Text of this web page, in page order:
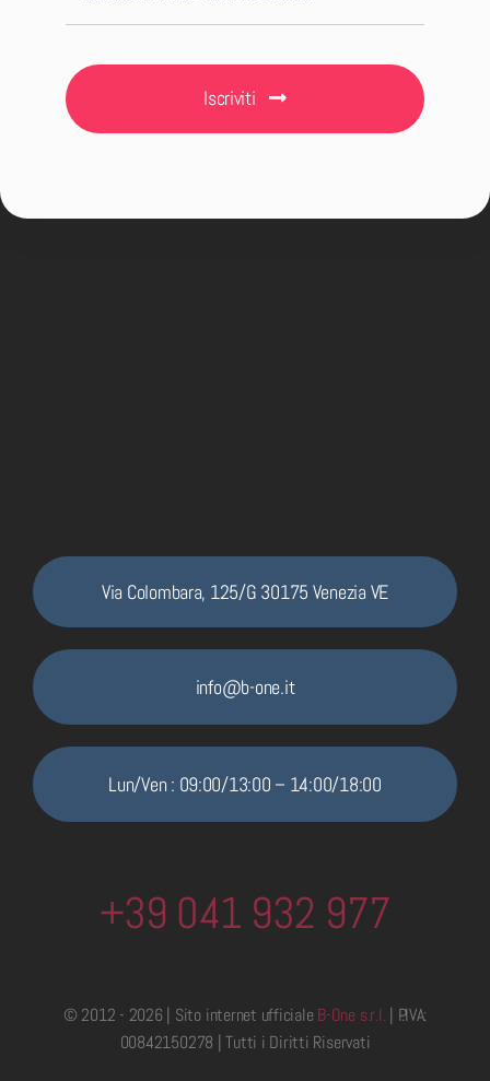
Iscriviti
Via Colombara, 125/G 30175 Venezia VE
info@b-one.it
Lun/Ven : 09:00/13:00 – 14:00/18:00
+39 041 932 977
© 2012 - 2026 | Sito internet ufficialeB-One s.r.l.| P.IVA:
00842150278 | Tutti i Diritti Riservati